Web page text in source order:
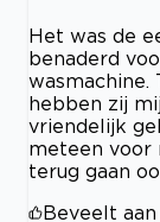
Het was de
benaderd
wasmachine.
hebben zij
vriendelijk
meteen voor
terug gaan
Beveelt aan